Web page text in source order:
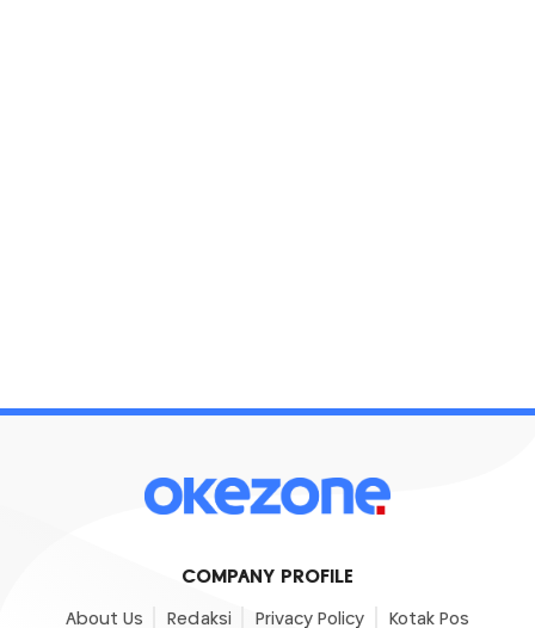
COMPANY PROFILE
About Us Redaksi Privacy Policy Kotak Pos